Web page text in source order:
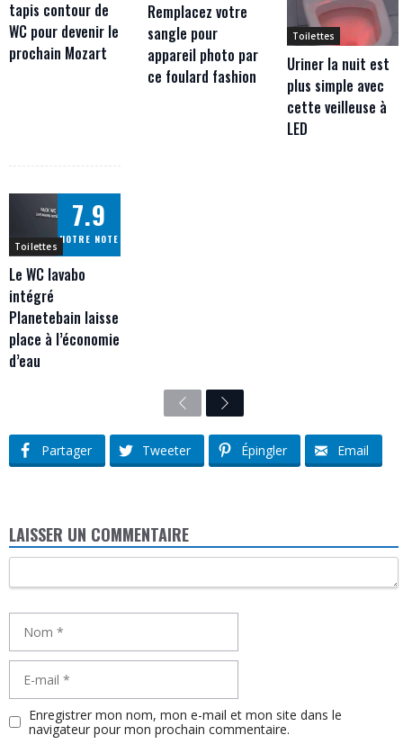
tapis contour de
WC pour devenir le
prochain Mozart
Remplacez votre
sangle pour
appareil photo par
ce foulard fashion
Toilettes
Uriner la nuit est
plus simple avec
cette veilleuse à
LED
7.9
NOTRE NOTE
Toilettes
Le WC lavabo
intégré
Planetebain laisse
place à l’économie
d’eau
PreviousNext
Partager Tweeter Épingler Email
LAISSER UN COMMENTAIRE
Nom
mail
Enregistrer mon nom, mon e-mail et mon site dans le
navigateur pour mon prochain commentaire.